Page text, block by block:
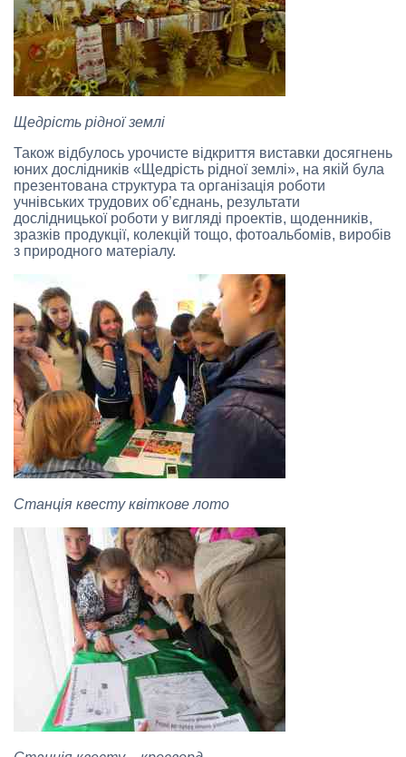
Щедрість рідної землі
Також відбулось урочисте відкриття виставки досягнень
юних дослідників «Щедрість рідної землі», на якій була
презентована структура та організація роботи
учнівських трудових об’єднань, результати
дослідницької роботи у вигляді проектів, щоденників,
зразків продукції, колекцій тощо, фотоальбомів, виробів
з природного матеріалу.
Станція квесту квіткове лото